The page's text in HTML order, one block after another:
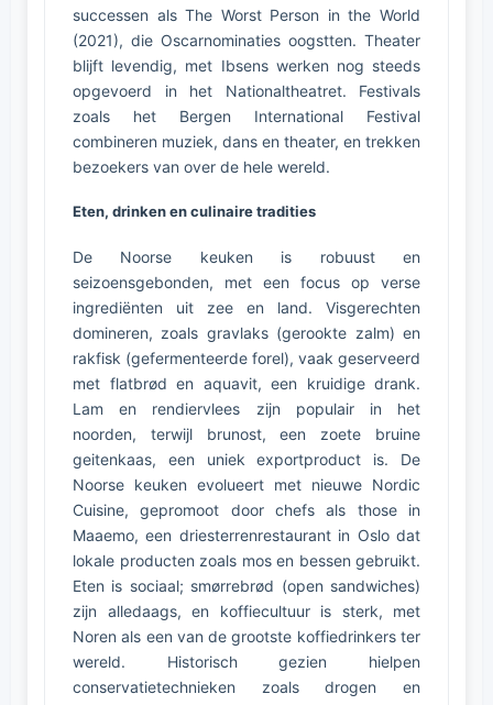
successen als The Worst Person in the World
(2021), die Oscarnominaties oogstten. Theater
blijft levendig, met Ibsens werken nog steeds
opgevoerd in het Nationaltheatret. Festivals
zoals het Bergen International Festival
combineren muziek, dans en theater, en trekken
bezoekers van over de hele wereld.
Eten, drinken en culinaire tradities
De Noorse keuken is robuust en
seizoensgebonden, met een focus op verse
ingrediënten uit zee en land. Visgerechten
domineren, zoals gravlaks (gerookte zalm) en
rakfisk (gefermenteerde forel), vaak geserveerd
met flatbrød en aquavit, een kruidige drank.
Lam en rendiervlees zijn populair in het
noorden, terwijl brunost, een zoete bruine
geitenkaas, een uniek exportproduct is. De
Noorse keuken evolueert met nieuwe Nordic
Cuisine, gepromoot door chefs als those in
Maaemo, een driesterrenrestaurant in Oslo dat
lokale producten zoals mos en bessen gebruikt.
Eten is sociaal; smørrebrød (open sandwiches)
zijn alledaags, en koffiecultuur is sterk, met
Noren als een van de grootste koffiedrinkers ter
wereld. Historisch gezien hielpen
conservatietechnieken zoals drogen en